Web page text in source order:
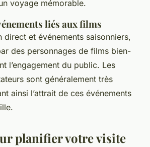
voyage mémorable.
liés aux films
direct et événements saisonniers,
des personnages de films bien-
l’engagement du public. Les
sont généralement très
ainsi l’attrait de ces événements
planifier votre visite